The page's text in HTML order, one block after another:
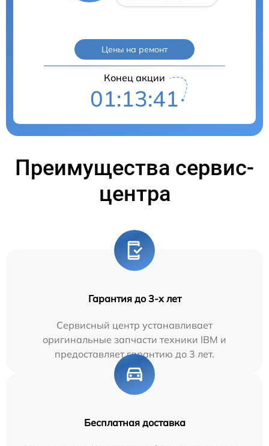
Цены на ремонт
Конец акции
01:13:40
Преимущества сервис-
центра
Гарантия до 3-х лет
Сервисный центр устанавливает
оригинальные запчасти техники IBM и
предоставляет гарантию до 3 лет.
Бесплатная доставка